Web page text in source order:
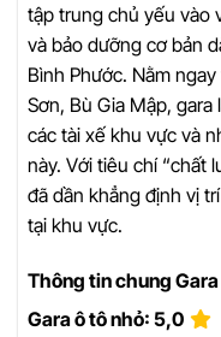
tập trung chủ yếu vào
và bảo dưỡng cơ bản
Bình Phước. Nằm
Sơn, Bù Gia Mập,
các tài xế khu vực và
này. Với tiêu chí “chất
đã dần khẳng định vị
tại khu vực.
Thông tin chung Gara
Gara ô tô nhỏ: 5,0